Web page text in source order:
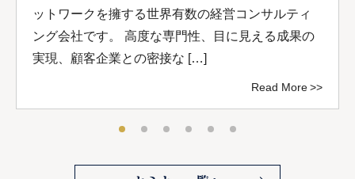
ットワークを擁する世界有数の経営コンサルティ
ング会社です。 高度な専門性、目に見える成果の
実現、顧客企業との密接な […]
Read More